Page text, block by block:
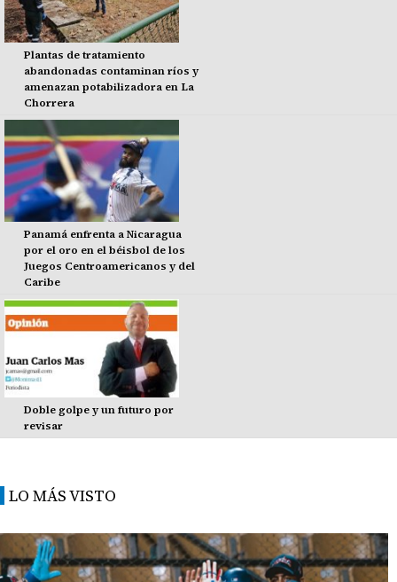
Plantas de tratamiento
abandonadas contaminan ríos y
amenazan potabilizadora en La
Chorrera
Panamá enfrenta a Nicaragua
por el oro en el béisbol de los
Juegos Centroamericanos y del
Caribe
Doble golpe y un futuro por
revisar
LO MÁS VISTO